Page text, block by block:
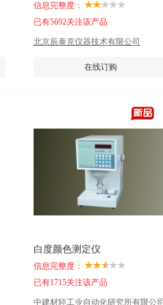
信息完整度：
已有5692关注该产品
北京辰泰克仪器技术有限公司
在线订购
白度颜色测定仪
信息完整度：
已有1715关注该产品
中建材轻工业自动化研究所有限公